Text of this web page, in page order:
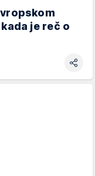
je reč o